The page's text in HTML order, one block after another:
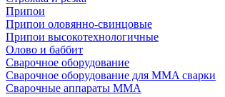
Припои
Припои оловянно-свинцовые
Припои высокотехнологичные
Олово и баббит
Сварочное оборудование
Сварочное оборудование для MMA сварки
Сварочные аппараты MMA